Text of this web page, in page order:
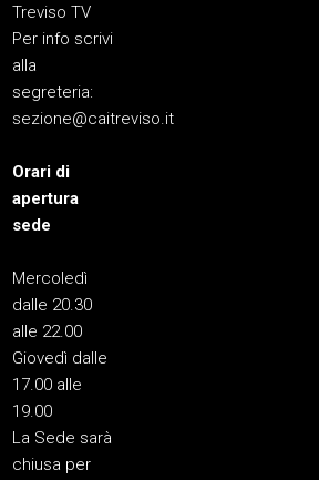
Treviso TV
Per info scrivi
alla
segreteria:
sezione@caitreviso.it
Orari di
apertura
sede
Mercoledì
dalle 20.30
alle 22.00
Giovedì dalle
17.00 alle
19.00
La Sede sarà
chiusa per